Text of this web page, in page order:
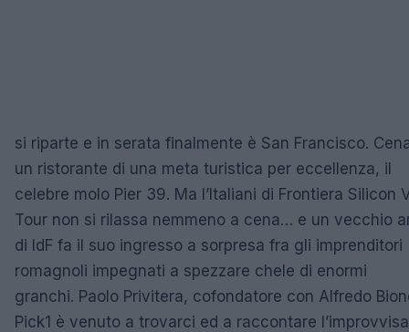
si riparte e in serata finalmente è San Francisco.
un ristorante di una meta turistica per eccellenza, il
celebre molo Pier 39. Ma l’Italiani di Frontiera Silicon
Tour non si rilassa nemmeno a cena… e un vecchio
di IdF fa il suo ingresso a sorpresa fra gli imprenditori
romagnoli impegnati a spezzare chele di enormi
granchi. Paolo Privitera, cofondatore con Alfredo
Pick1 è venuto a trovarci ed a raccontare l’improvvisa